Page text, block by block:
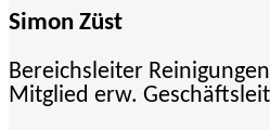
Simon Züst
Bereichsleiter
Mitglied erw.